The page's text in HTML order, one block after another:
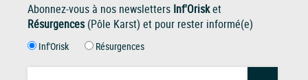
Abonnez-vous à nos newsletters Inf'Orisket
Résurgences(Pôle Karst) et pour rester informé(e)
Inf'Orisk Résurgences